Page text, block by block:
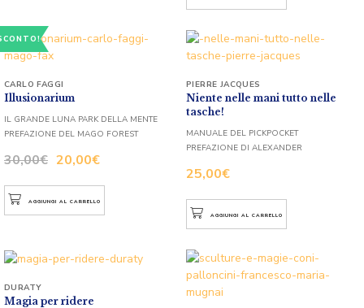
Illusionarium
30,00€ 20,00€
CARLO FAGGI
IL GRANDE LUNA PARK DELLA MENTE
PREFAZIONE DEL MAGO FOREST
AGGIUNGI AL CARRELLO
Niente nelle mani tutto nelle
tasche!
25,00€
PIERRE JACQUES
MANUALE DEL PICKPOCKET
PREFAZIONE DI ALEXANDER
AGGIUNGI AL CARRELLO
Magia per ridere
DURATY